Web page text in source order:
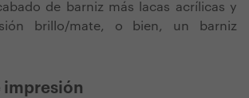
de barniz más lacas acrílicas y
brillo/mate, o bien, un barniz
impresión